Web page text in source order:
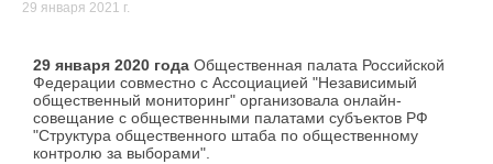
29 января 2021 г.
29 января 2020 года Общественная палата Российской
Федерации совместно с Ассоциацией "Независимый
общественный мониторинг" организовала онлайн-
совещание с общественными палатами субъектов РФ
"Структура общественного штаба по общественному
контролю за выборами".